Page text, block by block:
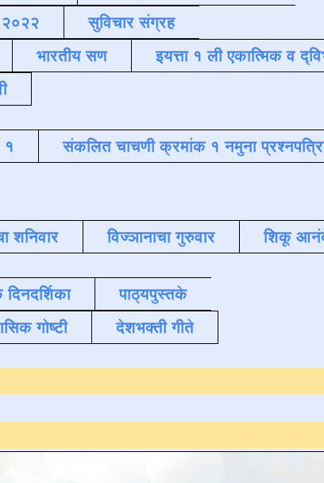
२०२२
सुविचार संग्रह
भारतीय सण
इयत्ता १ ली एकात्मिक व
१
संकलित चाचणी क्रमांक १ नमुना
शनिवार विज्ञानाचा गुरुवार शिकू
पाठ्यपुस्तके
गोष्टी देशभक्ती गीते